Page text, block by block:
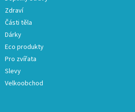
Zdraví
Části těla
Dárky
Eco produkty
Pro zvířata
Slevy
Velkoobchod